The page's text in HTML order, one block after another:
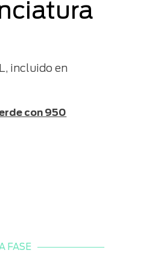
incluido en
con 950
FASE